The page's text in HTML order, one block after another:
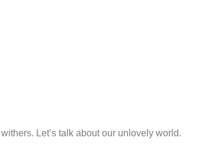
Let’s talk about our unlovely world.